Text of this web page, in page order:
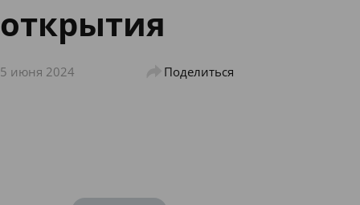
открытия
5 июня 2024 Поделиться